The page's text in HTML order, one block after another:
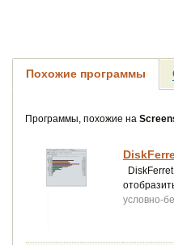
Похожие программы
Программы, похожие на
условно-